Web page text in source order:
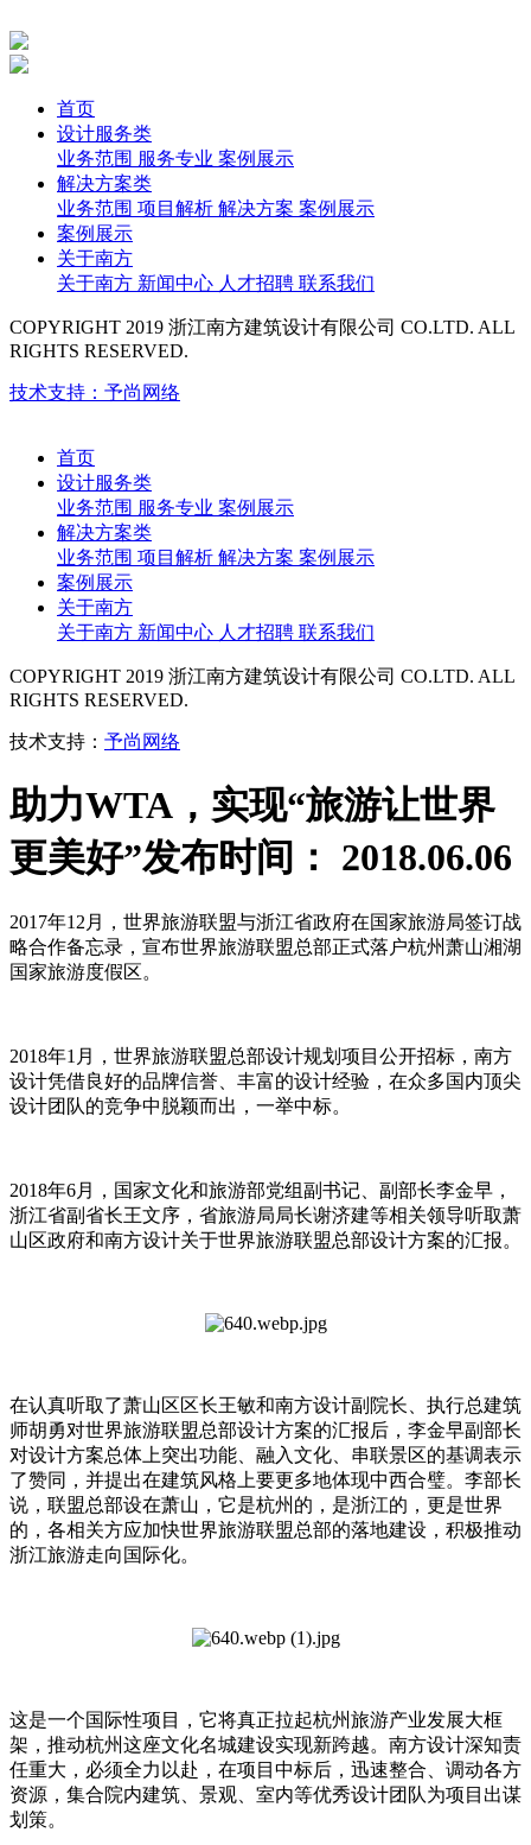
首页
设计服务类
业务范围 服务专业 案例展示
解决方案类
业务范围 项目解析 解决方案 案例展示
案例展示
关于南方
关于南方 新闻中心 人才招聘 联系我们
COPYRIGHT 2019 浙江南方建筑设计有限公司 CO.LTD. ALL
RIGHTS RESERVED.
技术支持：予尚网络
首页
设计服务类
业务范围 服务专业 案例展示
解决方案类
业务范围 项目解析 解决方案 案例展示
案例展示
关于南方
关于南方 新闻中心 人才招聘 联系我们
COPYRIGHT 2019 浙江南方建筑设计有限公司 CO.LTD. ALL
RIGHTS RESERVED.
技术支持： 予尚网络
助力WTA，实现“旅游让世界
更美好”发布时间： 2018.06.06
2017年12月，世界旅游联盟与浙江省政府在国家旅游局签订战
略合作备忘录，宣布世界旅游联盟总部正式落户杭州萧山湘湖
国家旅游度假区。
2018年1月，世界旅游联盟总部设计规划项目公开招标，南方
设计凭借良好的品牌信誉、丰富的设计经验，在众多国内顶尖
设计团队的竞争中脱颖而出，一举中标。
2018年6月，国家文化和旅游部党组副书记、副部长李金早，
浙江省副省长王文序，省旅游局局长谢济建等相关领导听取萧
山区政府和南方设计关于世界旅游联盟总部设计方案的汇报。
在认真听取了萧山区区长王敏和南方设计副院长、执行总建筑
师胡勇对世界旅游联盟总部设计方案的汇报后，李金早副部长
对设计方案总体上突出功能、融入文化、串联景区的基调表示
了赞同，并提出在建筑风格上要更多地体现中西合璧。李部长
说，联盟总部设在萧山，它是杭州的，是浙江的，更是世界
的，各相关方应加快世界旅游联盟总部的落地建设，积极推动
浙江旅游走向国际化。
这是一个国际性项目，它将真正拉起杭州旅游产业发展大框
架，推动杭州这座文化名城建设实现新跨越。南方设计深知责
任重大，必须全力以赴，在项目中标后，迅速整合、调动各方
资源，集合院内建筑、景观、室内等优秀设计团队为项目出谋
划策。